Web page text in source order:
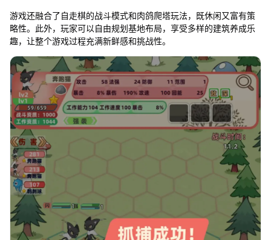
游戏还融合了自走棋的战斗模式和肉鸽爬塔玩法，既休闲又富有策
略性。此外，玩家可以自由规划基地布局，享受多样的建筑养成乐
趣，让整个游戏过程充满新鲜感和挑战性。